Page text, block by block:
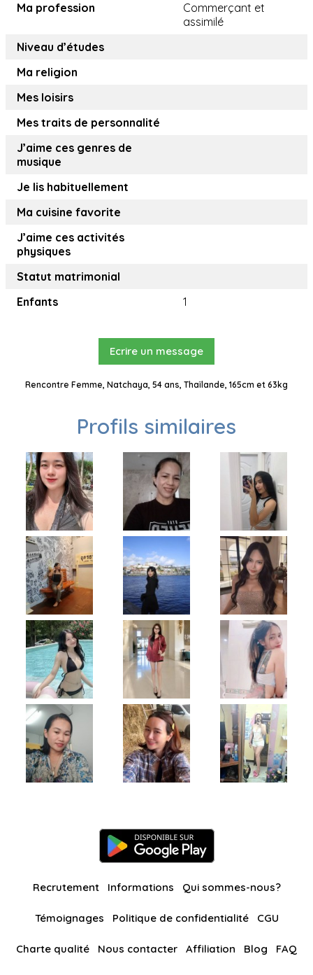
Ma profession
Commerçant et
assimilé
Niveau d’études
Ma religion
Mes loisirs
Mes traits de personnalité
J’aime ces genres de
musique
Je lis habituellement
Ma cuisine favorite
J’aime ces activités
physiques
Statut matrimonial
Enfants
1
Ecrire un message
Rencontre Femme, Natchaya, 54 ans, Thaïlande, 165cm et 63kg
Profils similaires
Recrutement Informations Qui sommes-nous?
Témoignages Politique de confidentialité CGU
Charte qualité Nous contacter Affiliation Blog FAQ